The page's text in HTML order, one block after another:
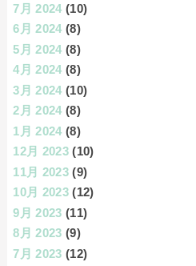
7月 2024 (10)
6月 2024 (8)
5月 2024 (8)
4月 2024 (8)
3月 2024 (10)
2月 2024 (8)
1月 2024 (8)
12月 2023 (10)
11月 2023 (9)
10月 2023 (12)
9月 2023 (11)
8月 2023 (9)
7月 2023 (12)